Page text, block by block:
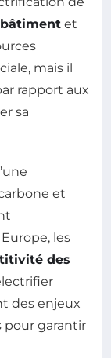
bâtiment et
mais il
rapport aux
sa
et
les
des
des enjeux
pour garantir